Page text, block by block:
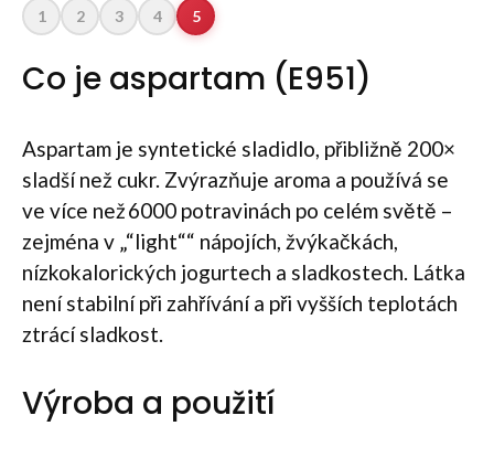
1 2 3 4 5
Co je aspartam (E951)
Aspartam je syntetické sladidlo, přibližně 200×
sladší než cukr. Zvýrazňuje aroma a používá se
ve více než 6000 potravinách po celém světě –
zejména v „“light““ nápojích, žvýkačkách,
nízkokalorických jogurtech a sladkostech. Látka
není stabilní při zahřívání a při vyšších teplotách
ztrácí sladkost.
Výroba a použití